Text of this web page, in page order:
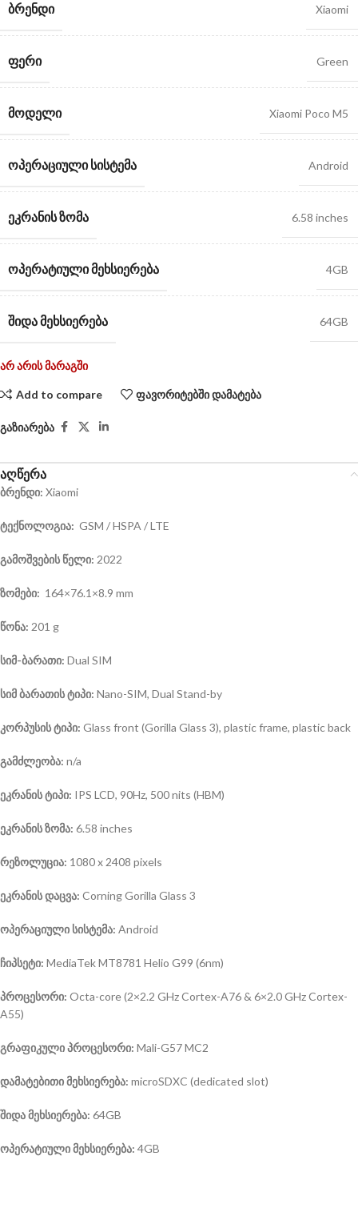
ᲑᲠᲔᲜᲓᲘ Xiaomi
ᲤᲔᲠᲘ Green
ᲛᲝᲓᲔᲚᲘ Xiaomi Poco M5
ᲝᲞᲔᲠᲐᲪᲘᲣᲚᲘ ᲡᲘᲡᲢᲔᲛᲐ Android
ᲔᲙᲠᲐᲜᲘᲡ ᲖᲝᲛᲐ 6.58 inches
ᲝᲞᲔᲠᲐᲢᲘᲣᲚᲘ ᲛᲔᲮᲡᲘᲔᲠᲔᲑᲐ 4GB
ᲨᲘᲓᲐ ᲛᲔᲮᲡᲘᲔᲠᲔᲑᲐ 64GB
არ არის მარაგში
Add to compare ფავორიტებში დამატება
გაზიარება
აღწერა
ბრენდი: Xiaomi
ტექნოლოგია: GSM / HSPA / LTE
გამოშვების წელი: 2022
ზომები: 164×76.1×8.9 mm
წონა: 201 g
სიმ-ბარათი: Dual SIM
სიმ ბარათის ტიპი: Nano-SIM, Dual Stand-by
კორპუსის ტიპი: Glass front (Gorilla Glass 3), plastic frame, plastic back
გამძლეობა: n/a
ეკრანის ტიპი: IPS LCD, 90Hz, 500 nits (HBM)
ეკრანის ზომა: 6.58 inches
რეზოლუცია: 1080 x 2408 pixels
ეკრანის დაცვა: Corning Gorilla Glass 3
ოპერაციული სისტემა: Android
ჩიპსეტი: MediaTek MT8781 Helio G99 (6nm)
პროცესორი: Octa-core (2×2.2 GHz Cortex-A76 & 6×2.0 GHz Cortex-
A55)
გრაფიკული პროცესორი: Mali-G57 MC2
დამატებითი მეხსიერება: microSDXC (dedicated slot)
შიდა მეხსიერება: 64GB
ოპერატიული მეხსიერება: 4GB